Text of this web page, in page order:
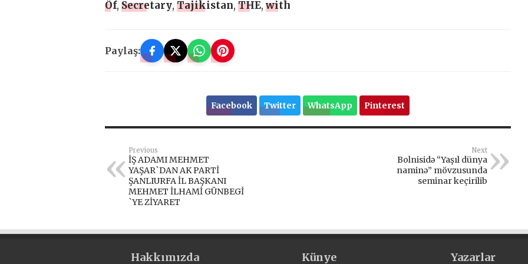
Öf, Secretary, Tajikistan, THE, with
Paylaş:
Facebook Twitter WhatsApp Pinterest
Previous
İŞ ADAMI MEHMET
YAŞAR`DAN AK PARTİ
ŞANLIURFA İL BAŞKANI
MEHMET İLHAMİ GÜNBEGİ
`YE ZİYARET
Next
Bolnisidə “Yaşıl dünya
naminə” mövzusunda
seminar keçirilib
Hakkımızda Künye Yazarlar